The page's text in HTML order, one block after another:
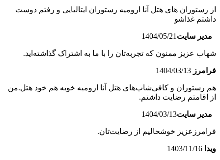
از رستوران های هتل آنا ارومیه رستوران ایتالیایی و رفتم دوست
داشتم غذاشو
مدیر سایت 1404/05/21
شهاب عزیز ممنون که تجربه‌تان را با ما به اشتراک گذاشته‌اید.
فرامرز 1404/03/13
هم رستوران و کافی‌شاپ‌های هتل آنا ارومیه خوبه هم خود هتل.من
از اقامتم رضایت داشتم.
مدیر سایت1404/03/13
فرامرزعزیز خوشحالیم از رضایت‌تان.
ویدا 1403/11/16